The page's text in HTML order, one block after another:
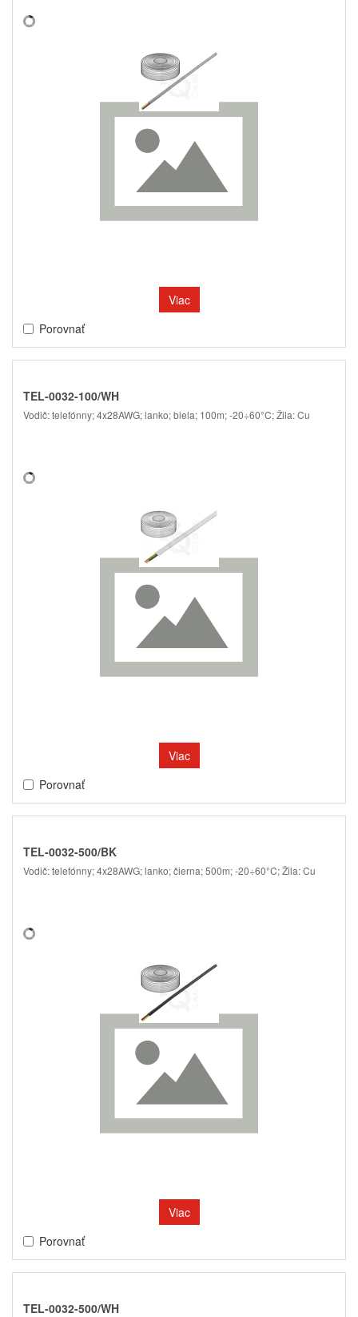
Viac
Porovnať
TEL-0032-100/WH
Vodič: telefónny; 4x28AWG; lanko; biela; 100m; -20÷60°C; Žila: Cu
Viac
Porovnať
TEL-0032-500/BK
Vodič: telefónny; 4x28AWG; lanko; čierna; 500m; -20÷60°C; Žila: Cu
Viac
Porovnať
TEL-0032-500/WH